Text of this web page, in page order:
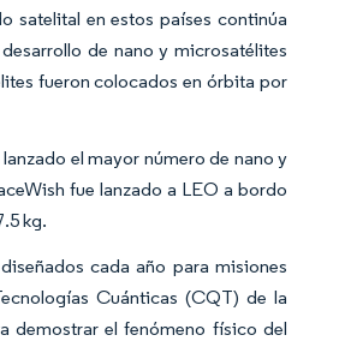
satelital en estos países continúa
de nano y microsatélites
fueron colocados en órbita por
el mayor número de nano y
fue lanzado a LEO a bordo
kg.
cada año para misiones
Cuánticas (CQT) de la
demostrar el fenómeno físico del